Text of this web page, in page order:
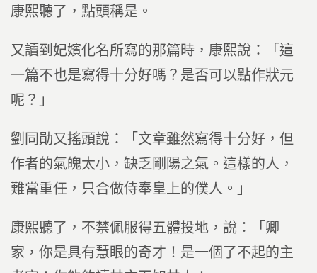
康熙聽了，點頭稱是。
又讀到妃嬪化名所寫的那篇時，康熙說：「這
一篇不也是寫得十分好嗎？是否可以點作狀元
呢？」
劉同勛又搖頭說：「文章雖然寫得十分好，但
作者的氣魄太小，缺乏剛陽之氣。這樣的人，
難當重任，只合做侍奉皇上的僕人。」
康熙聽了，不禁佩服得五體投地，說：「卿
家，你是具有慧眼的奇才！是一個了不起的主